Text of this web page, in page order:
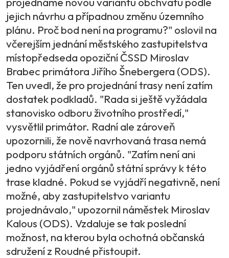
jejich návrhu a případnou změnu územního
plánu. Proč bod není na programu?" oslovil na
včerejším jednání městského zastupitelstva
místopředseda opoziční ČSSD Miroslav
Brabec primátora Jiřího Šnebergera (ODS).
Ten uvedl, že pro projednání trasy není zatím
dostatek podkladů. "Rada si ještě vyžádala
stanovisko odboru životního prostředí,"
vysvětlil primátor. Radní ale zároveň
upozornili, že nově navrhovaná trasa nemá
podporu státních orgánů. "Zatím není ani
jedno vyjádření orgánů státní správy k této
trase kladné. Pokud se vyjádří negativně, není
možné, aby zastupitelstvo variantu
projednávalo," upozornil náměstek Miroslav
Kalous (ODS). Vzdaluje se tak poslední
možnost, na kterou byla ochotná občanská
sdružení z Roudné přistoupit.